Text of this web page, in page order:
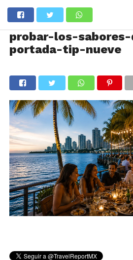
probar-los-
portada-tip-nueve